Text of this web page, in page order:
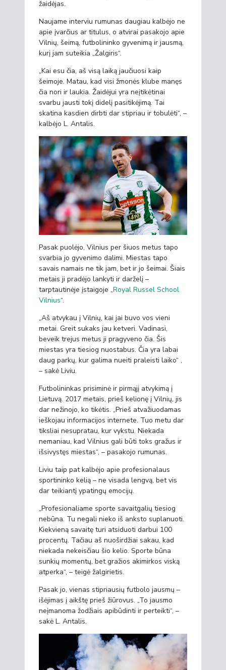
žaidėjas.
Naujame interviu rumunas daugiau kalbėjo ne
apie įvarčius ar titulus, o atvirai pasakojo apie
Vilnių, šeimą, futbolininko gyvenimą ir jausmą,
kurį jam suteikia „Žalgiris“.
„Kai esu čia, aš visą laiką jaučiuosi kaip
šeimoje. Matau, kad visi žmonės klube manęs
čia nori ir laukia. Žaidėjui yra neįtikėtinai
svarbu jausti tokį didelį pasitikėjimą. Tai
skatina kasdien dirbti dar stipriau ir tobulėti“, –
kalbėjo L. Antalis.
Pasak puolėjo, Vilnius per šiuos metus tapo
svarbia jo gyvenimo dalimi. Miestas tapo
savais namais ne tik jam, bet ir jo šeimai. Šiais
metais ji pradėjo lankyti ir darželį –
tarptautinėje įstaigoje „Royal Russel School
Vilnius“.
„Aš atvykau į Vilnių, kai jai buvo vos vieni
metai. Greit sukaks jau ketveri. Vadinasi,
beveik trejus metus ji pragyveno čia. Šis
miestas yra tiesiog nuostabus. Čia yra labai
daug parkų, kur galima nueiti praleisti laiko“ ,
– sakė Liviu.
Futbolininkas prisiminė ir pirmąjį atvykimą į
Lietuvą. 2017 metais, prieš kelionę į Vilnių, jis
dar nežinojo, ko tikėtis. „Prieš atvažiuodamas
ieškojau informacijos internete. Tuo metu dar
tiksliai nesupratau, kur vykstu. Niekada
nemaniau, kad Vilnius gali būti toks gražus ir
išsivystęs miestas“, – pasakojo rumunas.
Liviu taip pat kalbėjo apie profesionalaus
sportininko kelią – ne visada lengvą, bet vis
dar teikiantį ypatingų emocijų.
„Profesionaliame sporte savaitgalių tiesiog
nebūna. Tu negali nieko iš anksto suplanuoti.
Kiekvieną savaitę turi atsiduoti darbui 100
procentų. Tačiau aš nuoširdžiai sakau, kad
niekada nekeisčiau šio kelio. Sporte būna
sunkių momentų, bet gražios akimirkos viską
atperka“, – teigė žalgirietis.
Pasak jo, vienas stipriausių futbolo jausmų –
išėjimas į aikštę prieš žiūrovus. „To jausmo
neįmanoma žodžiais apibūdinti ir perteikti“, –
sakė L. Antalis.